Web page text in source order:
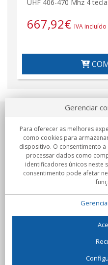
UHF 406-470 Mhz 4
667,92€ IVA incluído
Sobre nosotros
Compromissos
Compras
C/Flassaders, 13, Nave 6,
Gerenciar
Para oferecer as melhores
como cookies para
dispositivo. O consentimento
processar dados como
identificadores únicos neste
consentimento pode afetar